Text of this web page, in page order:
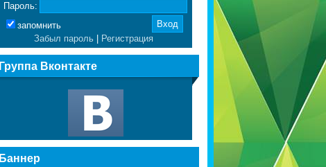
Пароль:
запомнить
Забыл пароль| Регистрация
Группа Вконтакте
Баннер